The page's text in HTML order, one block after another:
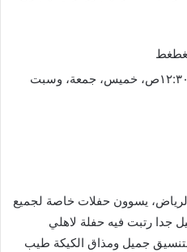
أوقات العمل: من ٦ص الى ١٢:٣٠ص، خميس، جمعة، وسبت
يسوون حفلات خاصة لجميع
جدا رتبت فيه حفلة لاهلي
جميل ومذاق الكيكة طيب